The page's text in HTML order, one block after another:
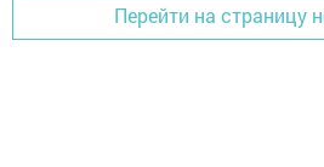
Перейти на страницу